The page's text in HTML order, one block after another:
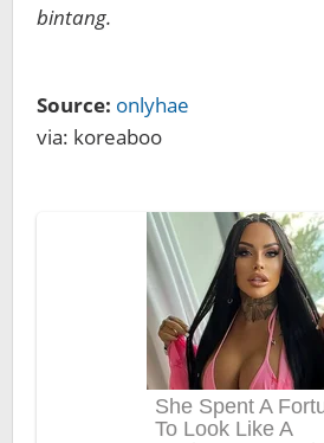
bintang.
Source: onlyhae
via: koreaboo